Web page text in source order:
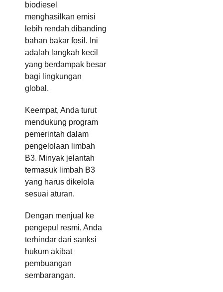
biodiesel
menghasilkan emisi
lebih rendah dibanding
bahan bakar fosil. Ini
adalah langkah kecil
yang berdampak besar
bagi lingkungan
global.
Keempat, Anda turut
mendukung program
pemerintah dalam
pengelolaan limbah
B3. Minyak jelantah
termasuk limbah B3
yang harus dikelola
sesuai aturan.
Dengan menjual ke
pengepul resmi, Anda
terhindar dari sanksi
hukum akibat
pembuangan
sembarangan.